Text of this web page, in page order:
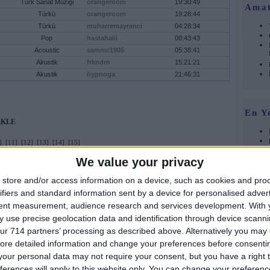
We value your privacy
store and/or access information on a device, such as cookies and
and standard information sent by a device for personalised
measurement, audience research and services development. With
use precise geolocation data and identification through device
714 partners’ processing as described above. Alternatively you
detailed information and change your preferences before
personal data may not require your consent, but you have a right
Türk Sanat Müziği orangeroom
19:30:49
Türkü orangeroom
19:28:44
Türkü muharremayranci
04:28:34
Pop hastahalil
00:43:43
Acoustic sammc1905
05:38:41
Akustik frkndrn
15:21:21
Akustik hypnoga 21:46:31
[11] [12] [13] [14]
[15]
krmkcmn 14 Nisan 2015 Salı
Slow Alemdar_soyupak 14 Nisan 2015 Salı
Klasik ghostweb 14 Nisan 2015 Salı
X-_Guitarist_-X 14 Nisan 2015 Salı
Slow, Piyano 13 Nisan 2015 Pazartesi
Klasik Gitar CemreKarain
melodimin sesi 13 Nisan 2015 Pazartesi
Klasik R!oN 13 Nisan 2015 Pazartesi
En